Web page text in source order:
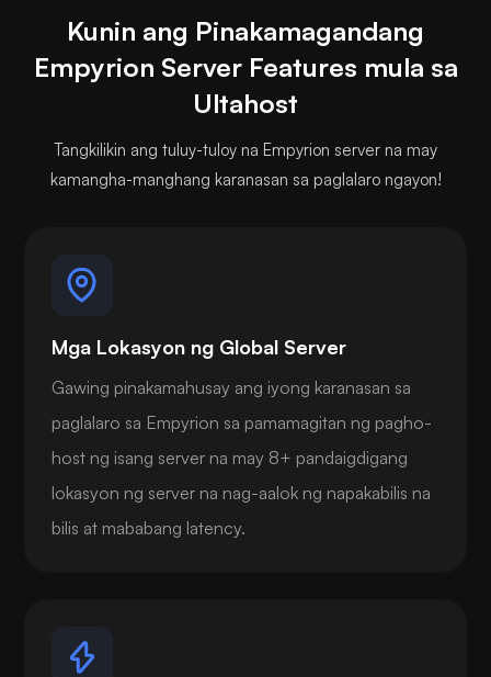
Kunin ang Pinakamagandang
Empyrion Server Features mula sa
Ultahost
Tangkilikin ang tuluy-tuloy na Empyrion server na may
kamangha-manghang karanasan sa paglalaro ngayon!
Mga Lokasyon ng Global Server
Gawing pinakamahusay ang iyong karanasan sa
paglalaro sa Empyrion sa pamamagitan ng pagho-
host ng isang server na may 8+ pandaigdigang
lokasyon ng server na nag-aalok ng napakabilis na
bilis at mababang latency.